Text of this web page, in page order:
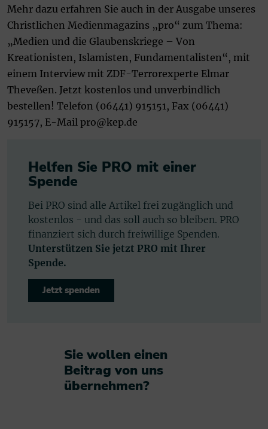
Mehr dazu erfahren Sie auch in der Ausgabe unseres
Christlichen Medienmagazins „pro“ zum Thema:
„Medien und die Glaubenskriege – Von
Kreationisten, Islamisten, Fundamentalisten“, mit
einem Interview mit ZDF-Terrorexperte Elmar
Theveßen. Jetzt kostenlos und unverbindlich
bestellen! Telefon (06441) 915151, Fax (06441)
915157, E-Mail pro@kep.de
Helfen Sie PRO mit einer
Spende
Bei PRO sind alle Artikel frei zugänglich und
kostenlos - und das soll auch so bleiben. PRO
finanziert sich durch freiwillige Spenden.
Unterstützen Sie jetzt PRO mit Ihrer
Spende.
Jetzt spenden
Sie wollen einen
Beitrag von uns
übernehmen?​